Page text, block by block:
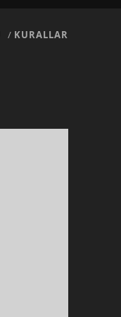
KURALLAR